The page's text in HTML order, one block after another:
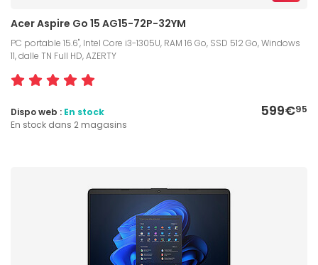
Acer Aspire Go 15 AG15-72P-32YM
PC portable 15.6", Intel Core i3-1305U, RAM 16 Go, SSD 512 Go, Windows
11, dalle TN Full HD, AZERTY
599€95
Dispo web : En stock
En stock dans 2 magasins